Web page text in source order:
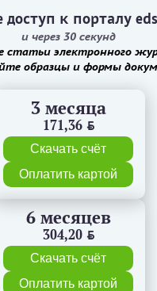
доступ к порталу
и через 30 секунд
статьи электронного
образцы и формы
3 месяца
171,36 BYN
Скачать счёт
Оплатить картой
6 месяцев
304,20 BYN
Скачать счёт
Оплатить картой